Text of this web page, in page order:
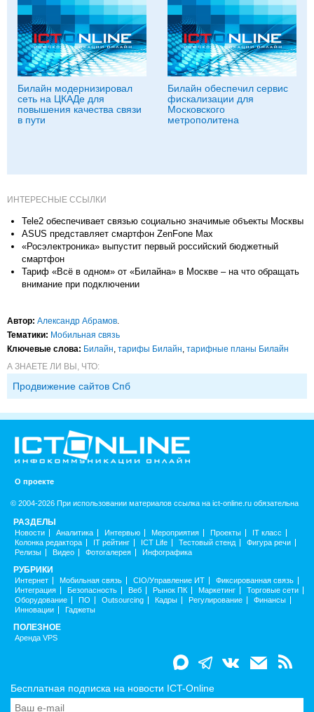
Билайн модернизировал
сеть на ЦКАДе для
повышения качества связи
в пути
Билайн обеспечил сервис
фискализации для
Московского
метрополитена
ИНТЕРЕСНЫЕ ССЫЛКИ
Tele2 обеспечивает связью социально значимые объекты Москвы
ASUS представляет смартфон ZenFone Max
«Росэлектроника» выпустит первый российский бюджетный
смартфон
Тариф «Всё в одном» от «Билайна» в Москве – на что обращать
внимание при подключении
Автор: Александр Абрамов
Тематики: Мобильная связь
Ключевые слова: Билайн тарифы Билайн тарифные планы Билайн
А ЗНАЕТЕ ЛИ ВЫ, ЧТО:
Продвижение сайтов Спб
О проекте
© 2004-2026 При использовании материалов ссылка на ict-online.ru обязательна
РАЗДЕЛЫ
Новости Аналитика Интервью Мероприятия Проекты
IT класс
Колонка редактора
IT рейтинг ICT Life Тестовый стенд
Фигура речи
Релизы
Видео Фотогалерея Инфографика
РУБРИКИ
Интернет Мобильная связь CIO/Управление ИТ
Фиксированная связь
Интеграция
Безопасность Веб Рынок ПК Маркетинг
Торговые сети
Оборудование
ПО Outsourcing Кадры Регулирование
Финансы
Инновации
Гаджеты
ПОЛЕЗНОЕ
Аренда VPS
Бесплатная подписка на новости ICT-Online